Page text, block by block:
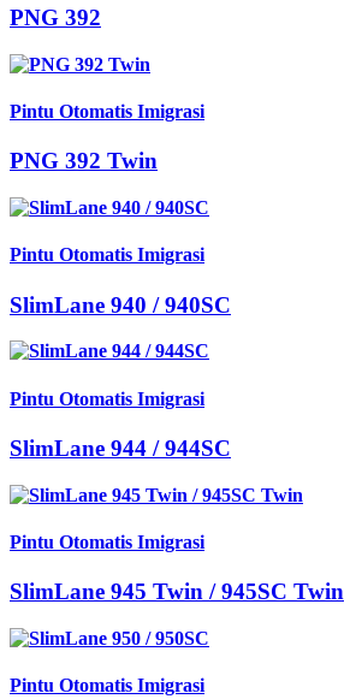
PNG 392
Pintu Otomatis Imigrasi
PNG 392 Twin
Pintu Otomatis Imigrasi
SlimLane 940 / 940SC
Pintu Otomatis Imigrasi
SlimLane 944 / 944SC
Pintu Otomatis Imigrasi
SlimLane 945 Twin / 945SC Twin
Pintu Otomatis Imigrasi